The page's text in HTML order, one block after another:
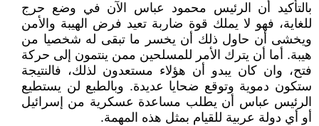
بالتأكيد أن الرئيس محمود عباس الآن في وضع حرج
للغاية، فهو لا يملك قوة ضاربة تعيد فرض الهيبة والأمن
ويخشى أن حاول ذلك أن يخسر ما تبقى له شخصيا من
هيبة. أما أن يترك الأمر للمسلحين ممن ينتمون إلى حركة
فتح، وان كان يبدو أن هؤلاء مستعدون لذلك، فالنتيجة
ستكون دموية وتوقع ضحايا عديدة. وبالطبع لن يستطيع
الرئيس عباس أن يطلب مساعدة عسكرية من إسرائيل
أو أي دولة عربية للقيام بمثل هذه المهمة.